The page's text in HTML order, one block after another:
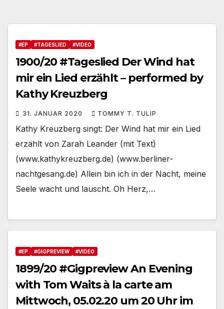
#EP #TAGESLIED #VIDEO
1900/20 #Tageslied Der Wind hat
mir ein Lied erzählt – performed by
Kathy Kreuzberg
31. JANUAR 2020 TOMMY T. TULIP
Kathy Kreuzberg singt: Der Wind hat mir ein Lied
erzählt von Zarah Leander (mit Text)
(www.kathykreuzberg.de) (www.berliner-
nachtgesang.de) Allein bin ich in der Nacht, meine
Seele wacht und lauscht. Oh Herz,…
#EP #GIGPREVIEW #VIDEO
1899/20 #Gigpreview An Evening
with Tom Waits à la carte am
Mittwoch, 05.02.20 um 20 Uhr im